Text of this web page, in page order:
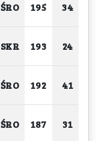
ŚRO 195 34
SKR 193 24
ŚRO 192 41
ŚRO 187 31